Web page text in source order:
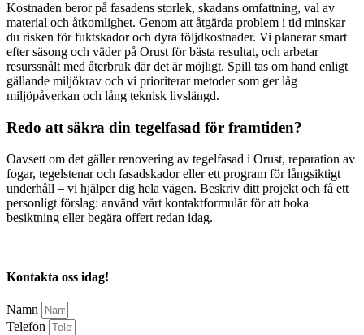
Kostnaden beror på fasadens storlek, skadans omfattning, val av
material och åtkomlighet. Genom att åtgärda problem i tid minskar
du risken för fuktskador och dyra följdkostnader. Vi planerar smart
efter säsong och väder på Orust för bästa resultat, och arbetar
resurssnålt med återbruk där det är möjligt. Spill tas om hand enligt
gällande miljökrav och vi prioriterar metoder som ger låg
miljöpåverkan och lång teknisk livslängd.
Redo att säkra din tegelfasad för framtiden?
Oavsett om det gäller renovering av tegelfasad i Orust, reparation av
fogar, tegelstenar och fasadskador eller ett program för långsiktigt
underhåll – vi hjälper dig hela vägen. Beskriv ditt projekt och få ett
personligt förslag: använd vårt kontaktformulär för att boka
besiktning eller begära offert redan idag.
Kontakta oss idag!
Namn
Telefon